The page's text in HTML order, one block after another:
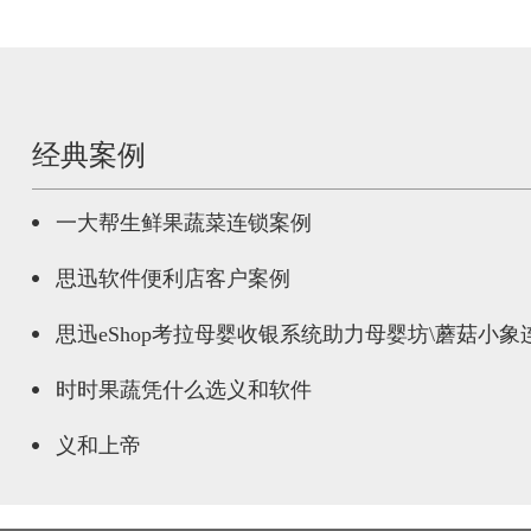
经典案例
一大帮生鲜果蔬菜连锁案例
思迅软件便利店客户案例
思迅eShop考拉母婴收银系统助力母婴坊\蘑菇小象
时时果蔬凭什么选义和软件
义和上帝